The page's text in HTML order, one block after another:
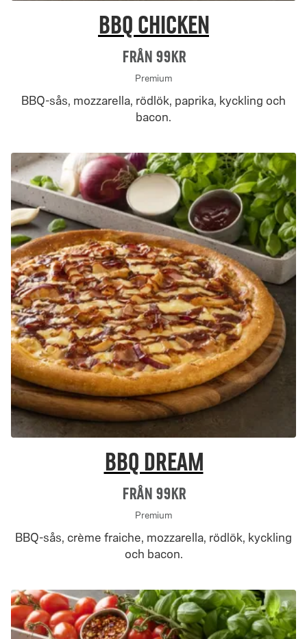
BBQ Chicken
Från 99Kr
Premium
BBQ-sås, mozzarella, rödlök, paprika, kyckling och
bacon.
BBQ Dream
Från 99Kr
Premium
BBQ-sås, crème fraiche, mozzarella, rödlök, kyckling
och bacon.